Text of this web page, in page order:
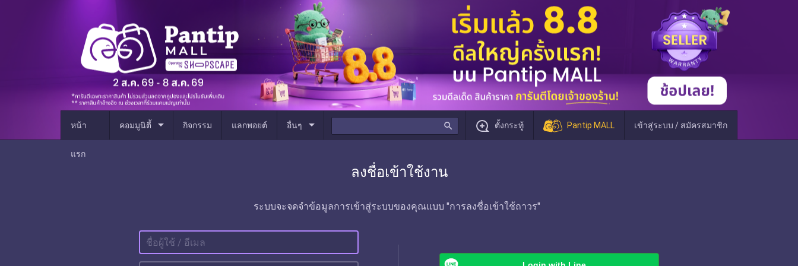
หน้า
แรก
คอมมูนิตี้ arrow_drop_down กิจกรรม แลกพอยต์ อื่นๆ arrow_drop_down search ตั้งกระทู้ Pantip MALL เข้าสู่ระบบ / สมัครสมาชิก
ลงชื่อเข้าใช้งาน
ระบบจะจดจำข้อมูลการเข้าสู่ระบบของคุณแบบ "การลงชื่อเข้าใช้ถาวร"